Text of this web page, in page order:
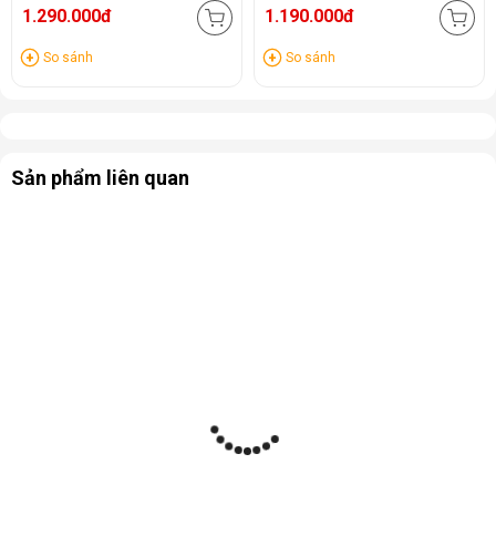
1.290.000đ
So sánh
1.190.000đ
So sánh
Sản phẩm liên quan